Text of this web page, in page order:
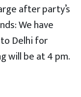
after party’s
We have
Delhi for
will be at 4 pm.